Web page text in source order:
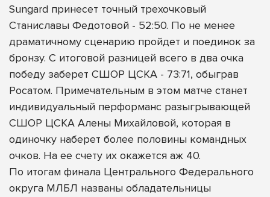
Sungard принесет точный трехочковый
Станиславы Федотовой - 52:50. По не менее
драматичному сценарию пройдет и поединок за
бронзу. С итоговой разницей всего в два очка
победу заберет СШОР ЦСКА - 73:71, обыграв
Росатом. Примечательным в этом матче станет
индивидуальный перформанс разыгрывающей
СШОР ЦСКА Алены Михайловой, которая в
одиночку наберет более половины командных
очков. На ее счету их окажется аж 40.
По итогам финала Центрального Федерального
округа МЛБЛ названы обладательницы